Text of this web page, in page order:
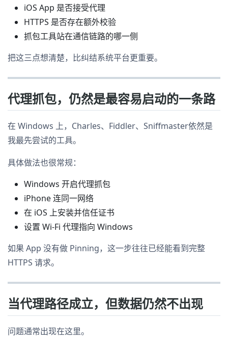
iOS App 是否接受代理
HTTPS 是否存在额外校验
抓包工具站在通信链路的哪一侧
把这三点想清楚，比纠结系统平台更重要。
代理抓包，仍然是最容易启动的一条路
在 Windows 上，Charles、Fiddler、Sniffmaster依然是
我最先尝试的工具。
具体做法也很常规：
Windows 开启代理抓包
iPhone 连同一网络
在 iOS 上安装并信任证书
设置 Wi-Fi 代理指向 Windows
如果 App 没有做 Pinning，这一步往往已经能看到完整
HTTPS 请求。
当代理路径成立，但数据仍然不出现
问题通常出现在这里。